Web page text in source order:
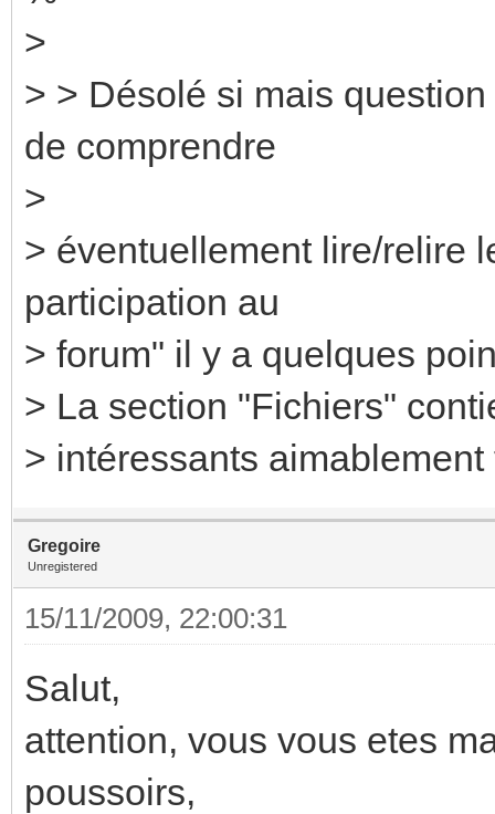
>
> > Désolé si mais
de comprendre
>
> éventuellement lire/relire
participation au
> forum" il y a quelques
> La section "Fichiers"
> intéressants
Gregoire
Unregistered
15/11/2009, 22:00:31
Salut,
attention, vous vous etes
poussoirs,